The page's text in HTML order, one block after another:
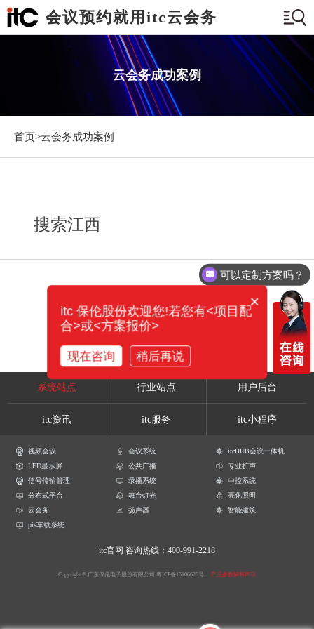
会议预约就用itc云会务
云会务成功案例
首页>云会务成功案例
搜索江西
系统站点 行业站点 用户后台
itc资讯 itc服务 itc小程序
视频会议 会议系统
itcHUB会议一体机
LED显示屏
公共广播
专业扩声
信号传输管理
录播系统
中控系统
分布式平台
舞台灯光
亮化照明
云会务
扬声器
智能建筑
pis车载系统
itc官网 咨询热线：400-991-2218
Copyright © 广东保伦电子股份有限公司 粤ICP备16106620号 产品参数解释声明
可以定制方案吗？
×
itc 保伦股份欢迎您!若您有<项目配
合>或<方案报价>
现在咨询 稍后再说